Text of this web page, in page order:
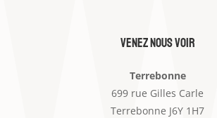
venez nous voir
Terrebonne
699 rue Gilles Carle
Terrebonne J6Y 1H7